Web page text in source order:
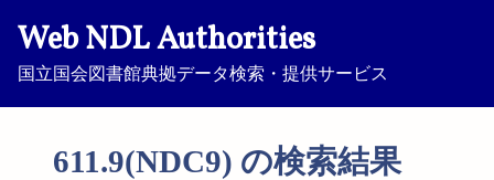
Web NDL Authorities
国立国会図書館典拠データ検索・提供サービス
611.9(NDC9) の検索結果